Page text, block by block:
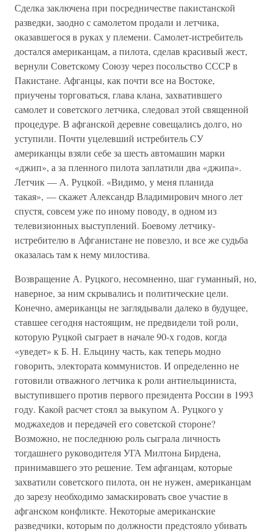
Сделка заключена при посредничестве пакистанской
разведки, заодно с самолетом продали и летчика,
оказавшегося в руках у племени. Самолет-истребитель
достался американцам, а пилота, сделав красивый жест,
вернули Советскому Союзу через посольство СССР в
Пакистане. Афганцы, как почти все на Востоке,
приучены торговаться, глава клана, захватившего
самолет и советского летчика, следовал этой священной
процедуре. В афганской деревне совещались долго, но
уступили. Почти уцелевший истребитель СУ
американцы взяли себе за шесть автомашин марки
«джип», а за пленного пилота заплатили два «джипа».
Летчик — А. Руцкой. «Видимо, у меня планида
такая», — скажет Александр Владимирович много лет
спустя, совсем уже по иному поводу, в одном из
телевизионных выступлений. Боевому летчику-
истребителю в Афганистане не повезло, и все же судьба
оказалась там к нему милостива.
Возвращение А. Руцкого, несомненно, шаг гуманный, но,
наверное, за ним скрывались и политические цели.
Конечно, американцы не заглядывали далеко в будущее,
ставшее сегодня настоящим, не предвидели той роли,
которую Руцкой сыграет в начале 90-х годов, когда
«уведет» к Б. Н. Ельцину часть, как теперь модно
говорить, электората коммунистов. И определенно не
готовили отважного летчика к роли антиельциниста,
выступившего против первого президента России в 1993
году. Какой расчет стоял за выкупом А. Руцкого у
моджахедов и передачей его советской стороне?
Возможно, не последнюю роль сыграла личность
тогдашнего руководителя УГА Милтона Бирдена,
принимавшего это решение. Тем афганцам, которые
захватили советского пилота, он не нужен, американцам
до зарезу необходимо замаскировать свое участие в
афганском конфликте. Некоторые американские
разведчики, которым по должности предстояло убивать